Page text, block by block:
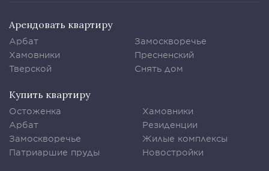
Арендовать квартиру
Арбат
Хамовники
Тверской
Замоскворечье
Пресненский
Снять дом
Купить квартиру
Остоженка
Арбат
Замоскворечье
Патриаршие пруды
Хамовники
Резиденции
Жилые комплексы
Новостройки